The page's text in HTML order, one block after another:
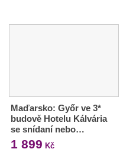
Maďarsko: Győr ve 3*
budově Hotelu Kálvária
se snídaní nebo…
1 899 Kč